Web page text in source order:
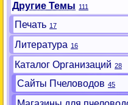
Другие Темы 111
Печать 17
Литература 16
Каталог Организаций 28
Сайты Пчеловодов 45